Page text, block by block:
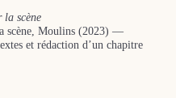
scène
scène, Moulins (2023) —
et rédaction d’un chapitre